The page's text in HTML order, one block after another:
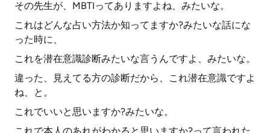
その先生が、MBTIってありますよね、みたいな。
これはどんな占い方法か知ってますか?みたいな話にな
った時に、
これを潜在意識診断みたいな言うんですよ、みたいな。
違った、見えてる方の診断だから、これ潜在意識ですよ
ね、と。
これでいいと思いますか?みたいな。